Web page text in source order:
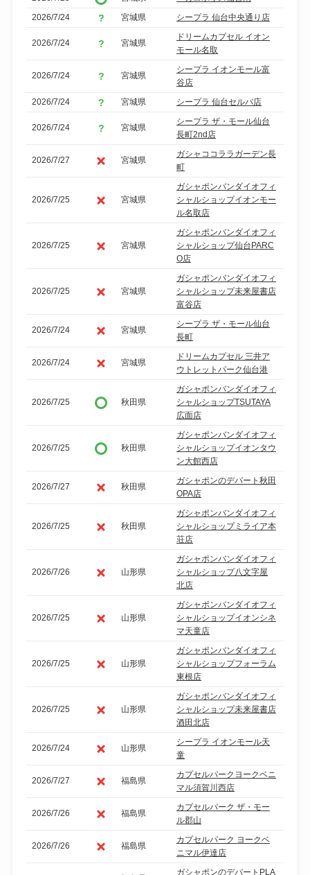
2026/7/24
宮城県 シープラ 仙台中央通り店
2026/7/24 宮城県
ドリームカプセル イオン
モール名取
2026/7/24 宮城県
シープラ イオンモール富
谷店
2026/7/24
宮城県 シープラ 仙台セルバ店
2026/7/24 宮城県
シープラ ザ・モール仙台
長町2nd店
2026/7/27 宮城県
ガシャココララガーデン長
町
2026/7/25 宮城県
ガシャポンバンダイオフィ
シャルショップイオンモー
ル名取店
2026/7/25 宮城県
ガシャポンバンダイオフィ
シャルショップ仙台PARC
O店
2026/7/25 宮城県
ガシャポンバンダイオフィ
シャルショップ未来屋書店
富谷店
2026/7/24 宮城県
シープラ ザ・モール仙台
長町
2026/7/24 宮城県
ドリームカプセル 三井ア
ウトレットパーク仙台港
2026/7/25 秋田県
ガシャポンバンダイオフィ
シャルショップTSUTAYA
広面店
2026/7/25 秋田県
ガシャポンバンダイオフィ
シャルショップイオンタウ
ン大館西店
2026/7/27 秋田県
ガシャポンのデパート秋田
OPA店
2026/7/25 秋田県
ガシャポンバンダイオフィ
シャルショップミライア本
荘店
2026/7/26 山形県
ガシャポンバンダイオフィ
シャルショップ八文字屋
北店
2026/7/25 山形県
ガシャポンバンダイオフィ
シャルショップイオンシネ
マ天童店
2026/7/25 山形県
ガシャポンバンダイオフィ
シャルショップフォーラム
東根店
2026/7/25 山形県
ガシャポンバンダイオフィ
シャルショップ未来屋書店
酒田北店
2026/7/24 山形県
シープラ イオンモール天
童
2026/7/27 福島県
カプセルパークヨークベニ
マル須賀川西店
2026/7/26 福島県
カプセルパーク ザ・モー
ル郡山
2026/7/26 福島県
カプセルパーク ヨークベ
ニマル伊達店
ガシャポンのデパートPLA